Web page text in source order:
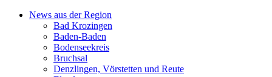
News aus der Region
Bad Krozingen
Baden-Baden
Bodenseekreis
Bruchsal
Denzlingen, Vörstetten und Reute